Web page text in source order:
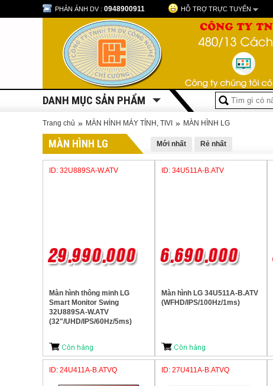
PHẢN ÁNH DV : 0948900911 HỖ TRỢ TRỰC TUYẾN
DANH MỤC SẢN PHẨM
Trang chủ » MÀN HÌNH MÁY TÍNH, TIVI » MÀN HÌNH LG
MÀN HÌNH LG Mới nhất Rẻ nhất
ID: 32U889SA-W.ATV
Màn hình thông minh LG
Smart Monitor Swing
32U889SA-W.ATV
(32"/UHD/IPS/60Hz/5ms)
ID: 34U511A-B.ATV
Màn hình LG 34U511A-B.ATV
(WFHD/IPS/100Hz/1ms)
ID: 24U411A-B.ATVQ ID: 27U411A-B.ATVQ